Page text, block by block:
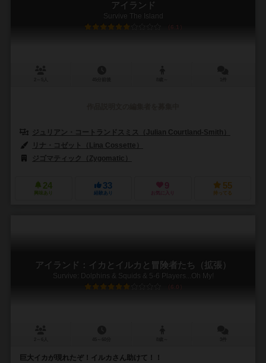
アイランド
Survive The Island
6.1
ジュリアン・コートランドスミス（Julian Courtland-Smith）
リナ・コゼット（Lina Cossette）
ジゴマティック（Zygomatic）
24
興味あり
33
経験あり
9
お気に入り
55
持ってる
アイランド：イカとイルカと冒険者たち（拡張）
Survive: Dolphins & Squids & 5-6 Players...Oh My!
6.0
巨大イカが現れたぞ！イルカさん助けて！！